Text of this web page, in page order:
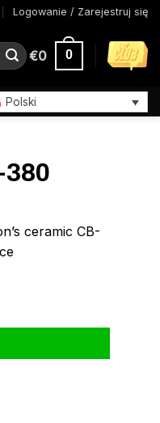
Logowanie / Zarejestruj się
€0 0
Polski
ceramic CB-